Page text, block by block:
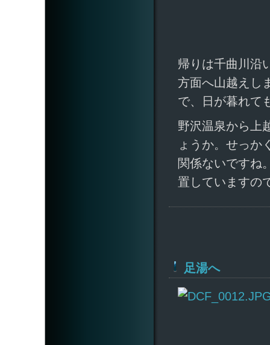
帰りは千曲川沿
方面へ山越えし
で、日が暮れて
野沢温泉から上
ょうか。せっか
関係ないですね
置していますの
足湯へ